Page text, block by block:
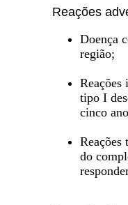
Reações
Doença
região;
Reações
tipo I
cinco
Reações
do